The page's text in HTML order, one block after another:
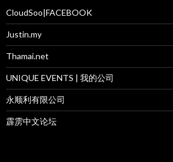
CloudSoo|FACEBOOK
Justin.my
Thamai.net
UNIQUE EVENTS | 我的公司
永顺利有限公司
霹雳中文论坛